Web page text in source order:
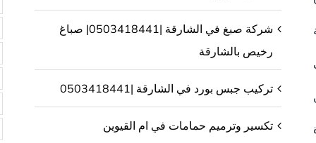
شركة صبغ في الشارقة |0503418441| صباغ
رخيص بالشارقة
تركيب جبس بورد في الشارقة |0503418441
تكسير وترميم حمامات في ام القيوين